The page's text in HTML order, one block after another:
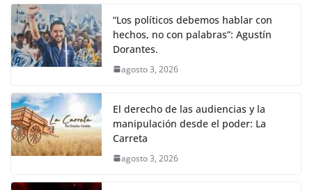
“Los políticos debemos hablar con
hechos, no con palabras”: Agustín
Dorantes.
agosto 3, 2026
El derecho de las audiencias y la
manipulación desde el poder: La
Carreta
agosto 3, 2026